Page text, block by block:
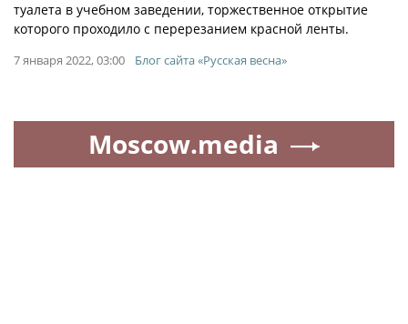
туалета в учебном заведении, торжественное открытие
которого проходило с перерезанием красной ленты.
7 января 2022, 03:00 Блог сайта «Русская весна»
Moscow.media